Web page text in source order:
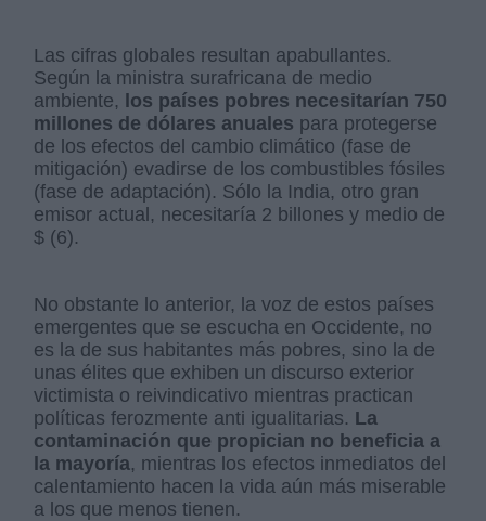
Las cifras globales resultan apabullantes.
Según la ministra surafricana de medio
ambiente, los países pobres necesitarían 750
millones de dólares anuales para protegerse
de los efectos del cambio climático (fase de
mitigación) evadirse de los combustibles fósiles
(fase de adaptación). Sólo la India, otro gran
emisor actual, necesitaría 2 billones y medio de
$ (6).
No obstante lo anterior, la voz de estos países
emergentes que se escucha en Occidente, no
es la de sus habitantes más pobres, sino la de
unas élites que exhiben un discurso exterior
victimista o reivindicativo mientras practican
políticas ferozmente anti igualitarias. La
contaminación que propician no beneficia a
la mayoría, mientras los efectos inmediatos del
calentamiento hacen la vida aún más miserable
a los que menos tienen.